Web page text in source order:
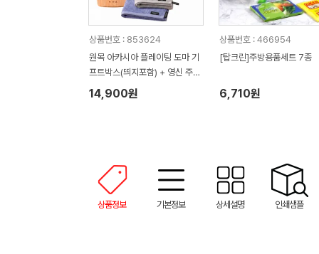
상품번호 : 853624
원목 아카시아 플레이팅 도마 기
프트박스(띄지포함) + 영신 주방
핸드타올 + 기프트박스
14,900원
상품번호 : 466954
[탑크린]주방용품세트 7종
6,710원
상품정보 기본정보 상세설명 인쇄샘플